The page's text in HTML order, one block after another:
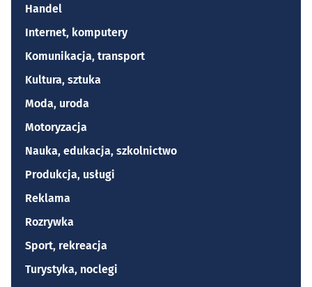
Handel
Internet, komputery
Komunikacja, transport
Kultura, sztuka
Moda, uroda
Motoryzacja
Nauka, edukacja, szkolnictwo
Produkcja, usługi
Reklama
Rozrywka
Sport, rekreacja
Turystyka, noclegi